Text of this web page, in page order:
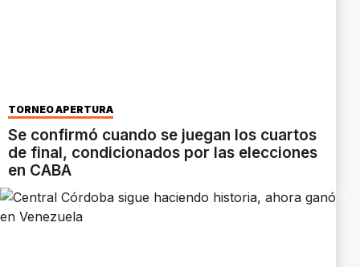
TORNEO APERTURA
Se confirmó cuando se juegan los cuartos
de final, condicionados por las elecciones
en CABA